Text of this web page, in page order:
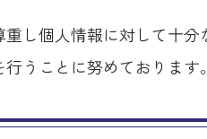
し個人情報に対して十分
うことに努めております。